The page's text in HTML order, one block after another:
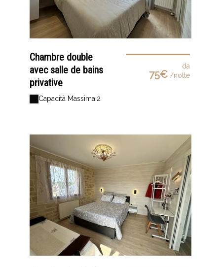
Chambre double
avec salle de bains
privative
Capacità Massima:2
da
75€ /notte